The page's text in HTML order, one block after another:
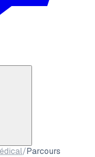
/Parcours